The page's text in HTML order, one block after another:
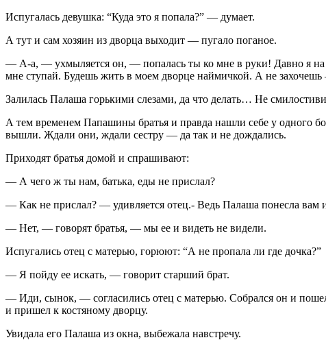
Испугалась девушка: “Куда это я попала?” — думает.
А тут и сам хозяин из дворца выходит — пугало поганое.
— А-а, — ухмыляется он, — попалась ты ко мне в руки! Давно я на
мне ступай. Будешь жить в моем дворце наймичкой. А не
Залилась Палаша горькими слезами, да что делать… Не
А тем временем Папашины братья и правда нашли себе у одного
вышли. Ждали они, ждали сестру — да так и не дождались.
Приходят братья домой и спрашивают:
— А чего ж ты нам, батька, еды не прислал?
— Как не прислал? — удивляется отец.- Ведь Палаша понесла вам
— Нет, — говорят братья, — мы ее и видеть не видели.
Испугались отец с матерью, горюют: “А не пропала ли где дочка?”
— Я пойду ее искать, — говорит старший брат.
— Иди, сынок, — согласились отец с матерью. Собрался он и
и пришел к костяному дворцу.
Увидала его Палаша из окна, выбежала навстречу.